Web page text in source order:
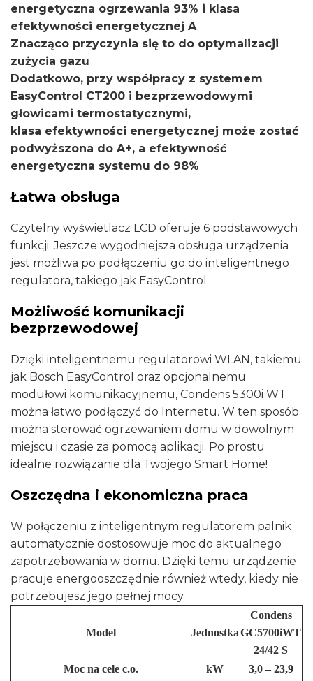
energetyczna ogrzewania 93% i klasa
efektywności energetycznej A
Znacząco przyczynia się to do optymalizacji
zużycia gazu
Dodatkowo, przy współpracy z systemem
EasyControl CT200 i bezprzewodowymi
głowicami termostatycznymi,
klasa efektywności energetycznej może zostać
podwyższona do A+, a efektywność
energetyczna systemu do 98%
Łatwa obsługa
Czytelny wyświetlacz LCD oferuje 6 podstawowych
funkcji. Jeszcze wygodniejsza obsługa urządzenia
jest możliwa po podłączeniu go do inteligentnego
regulatora, takiego jak EasyControl
Możliwość komunikacji
bezprzewodowej
Dzięki inteligentnemu regulatorowi WLAN, takiemu
jak Bosch EasyControl oraz opcjonalnemu
modułowi komunikacyjnemu, Condens 5300i WT
można łatwo podłączyć do Internetu. W ten sposób
można sterować ogrzewaniem domu w dowolnym
miejscu i czasie za pomocą aplikacji. Po prostu
idealne rozwiązanie dla Twojego Smart Home!
Oszczędna i ekonomiczna praca
W połączeniu z inteligentnym regulatorem palnik
automatycznie dostosowuje moc do aktualnego
zapotrzebowania w domu. Dzięki temu urządzenie
pracuje energooszczędnie również wtedy, kiedy nie
potrzebujesz jego pełnej mocy
Model Jednostka
Condens
GC5700iWT
24/42 S
Moc na cele c.o.
kW
3,0 – 23,9